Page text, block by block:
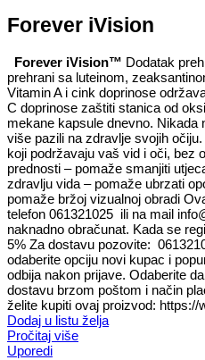
Forever iVision
Forever iVision™ Dodatak
prehrani sa luteinom,
Vitamin A i cink doprinose
C doprinose zaštiti stanica od
mekane kapsule dnevno. Nikada
više pazili na zdravlje svojih
koji podržavaju vaš vid i oči, bez
prednosti – pomaže smanjiti
zdravlju vida – pomaže ubrzati
pomaže bržoj vizualnoj obradi
telefon 061321025 ili na mail
naknadno obračunat. Kada se
5% Za dostavu pozovite:
odaberite opciju novi kupac i
odbija nakon prijave. Odaberite
dostavu brzom poštom i način
želite kupiti ovaj proizvod: https://
Dodaj u listu želja
Pročitaj više
Uporedi